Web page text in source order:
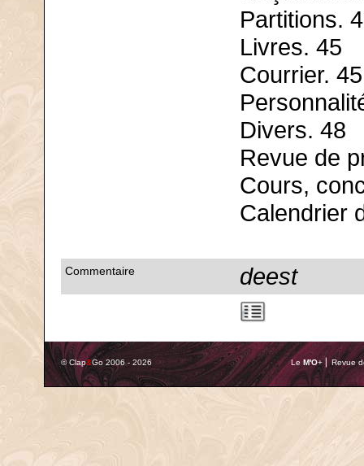
Partitions.
Livres. 45
Courrier. 45
Divers. 48
Revue de
Cours,
Calendrier
Commentaire deest
© Clap&Go 2006 - 2026 Le M'O+ ⎢ Revue